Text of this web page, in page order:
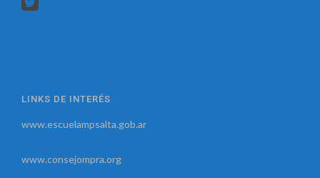
LINKS DE INTERÉS
www.escuelampsalta.gob.ar
www.consejompra.org